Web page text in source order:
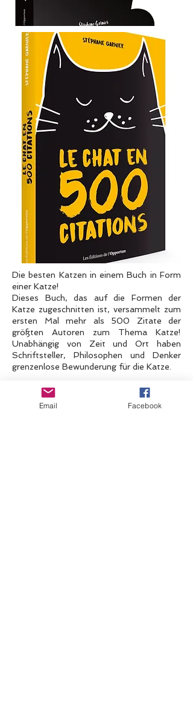
Die besten Katzen in einem Buch in Form
einer Katze!
Dieses Buch, das auf die Formen der
Katze zugeschnitten ist, versammelt zum
ersten Mal mehr als 500 Zitate der
größten Autoren zum Thema Katze!
Unabhängig von Zeit und Ort haben
Schriftsteller, Philosophen und Denker
grenzenlose Bewunderung für die Katze.
Bewundernd, lobend, philosophisch,
spöttisch, Komplizen... die 500 Zitate, die
Email Facebook